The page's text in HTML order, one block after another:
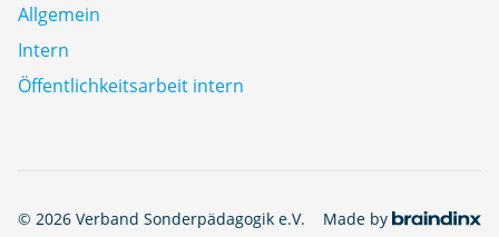
Allgemein
Intern
Öffentlichkeitsarbeit intern
© 2026 Verband Sonderpädagogik e.V. Made by